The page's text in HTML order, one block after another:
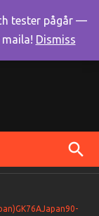
tester pågår —
Dismiss